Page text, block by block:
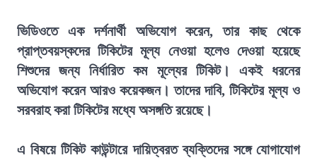
ভিডিওতে এক দর্শনার্থী অভিযোগ করেন, তার কাছ থেকে
প্রাপ্তবয়স্কদের টিকিটের মূল্য নেওয়া হলেও দেওয়া হয়েছে
শিশুদের জন্য নির্ধারিত কম মূল্যের টিকিট। একই ধরনের
অভিযোগ করেন আরও কয়েকজন। তাদের দাবি, টিকিটের মূল্য ও
সরবরাহ করা টিকিটের মধ্যে অসঙ্গতি রয়েছে।
এ বিষয়ে টিকিট কাউন্টারে দায়িত্বরত ব্যক্তিদের সঙ্গে যোগাযোগ